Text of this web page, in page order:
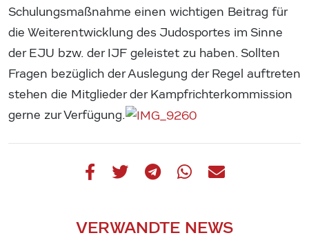
Schulungsmaßnahme einen wichtigen Beitrag für
die Weiterentwicklung des Judosportes im Sinne
der EJU bzw. der IJF geleistet zu haben. Sollten
Fragen bezüglich der Auslegung der Regel auftreten
stehen die Mitglieder der Kampfrichterkommission
gerne zur Verfügung.
VERWANDTE NEWS